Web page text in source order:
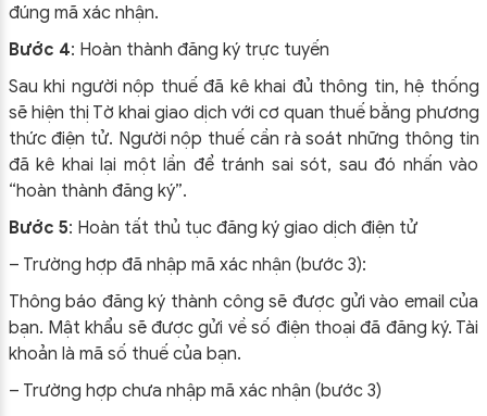
đúng mã xác nhận.
Bước 4: Hoàn thành đăng ký trực tuyến
Sau khi người nộp thuế đã kê khai đủ thông tin, hệ thống
sẽ hiện thị Tờ khai giao dịch với cơ quan thuế bằng phương
thức điện tử. Người nộp thuế cần rà soát những thông tin
đã kê khai lại một lần để tránh sai sót, sau đó nhấn vào
“hoàn thành đăng ký”.
Bước 5: Hoàn tất thủ tục đăng ký giao dịch điện tử
– Trường hợp đã nhập mã xác nhận (bước 3):
Thông báo đăng ký thành công sẽ được gửi vào email của
bạn. Mật khẩu sẽ được gửi về số điện thoại đã đăng ký. Tài
khoản là mã số thuế của bạn.
– Trường hợp chưa nhập mã xác nhận (bước 3)